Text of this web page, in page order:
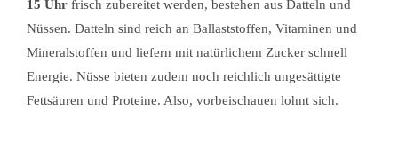
15 Uhr frisch zubereitet werden, bestehen aus Datteln und
Nüssen. Datteln sind reich an Ballaststoffen, Vitaminen und
Mineralstoffen und liefern mit natürlichem Zucker schnell
Energie. Nüsse bieten zudem noch reichlich ungesättigte
Fettsäuren und Proteine. Also, vorbeischauen lohnt sich.